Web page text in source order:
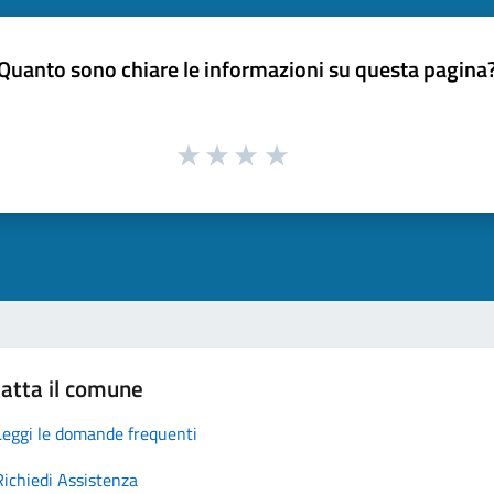
sono chiare le informazioni su questa
il comune
le domande frequenti
Assistenza